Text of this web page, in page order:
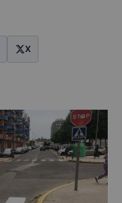
X